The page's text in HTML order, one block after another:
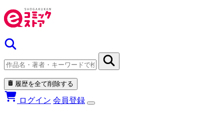
履歴を全て削除する
ログイン 会員登録